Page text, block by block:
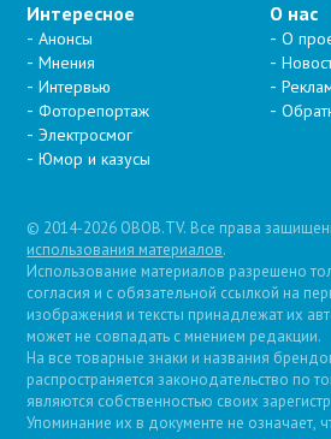
Интересное
Анонсы
Мнения
Интервью
Фоторепортаж
Электросмог
Юмор и казусы
О нас
О
© 2014-2026 OBOB.TV. Все права
использования материалов.
Использование материалов разрешено
согласия и с обязательной ссылкой на
изображения и тексты принадлежат их
может не совпадать с мнением редакции.
На все товарные знаки и названия
распространяется законодательство по
являются собственностью своих
Упоминание их в документе не означает,